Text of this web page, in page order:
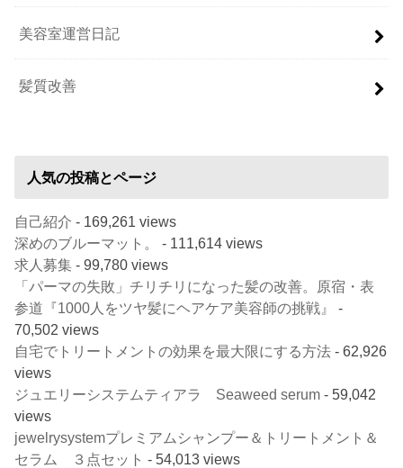
美容室運営日記
髪質改善
人気の投稿とページ
自己紹介 - 169,261 views
深めのブルーマット。
- 111,614 views
求人募集 - 99,780 views
「パーマの失敗」チリチリになった髪の改善。原宿・表
参道『1000人をツヤ髪にヘアケア美容師の挑戦』
-
70,502 views
自宅でトリートメントの効果を最大限にする方法 - 62,926
views
ジュエリーシステムティアラ Seaweed serum - 59,042
views
jewelrysystemプレミアムシャンプー＆トリートメント＆
セラム ３点セット - 54,013 views